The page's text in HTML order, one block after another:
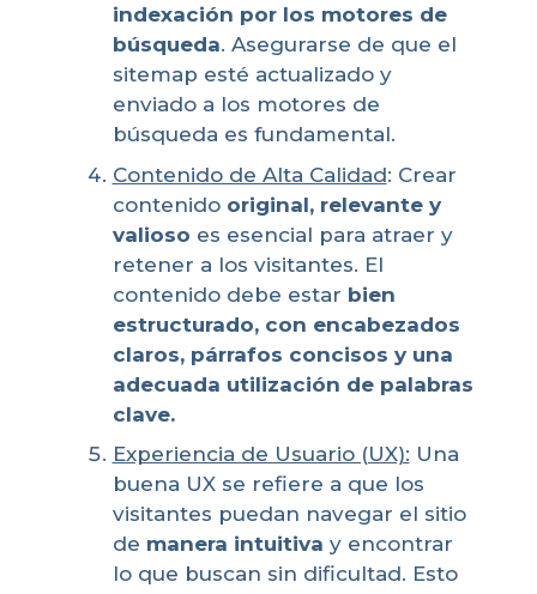
indexación por los motores de
búsqueda. Asegurarse de que el
sitemap esté actualizado y
enviado a los motores de
búsqueda es fundamental.
Contenido de Alta Calidad: Crear
contenido original, relevante y
valioso es esencial para atraer y
retener a los visitantes. El
contenido debe estar bien
estructurado, con encabezados
claros, párrafos concisos y una
adecuada utilización de palabras
clave.
Experiencia de Usuario (UX): Una
buena UX se refiere a que los
visitantes puedan navegar el sitio
de manera intuitiva y encontrar
lo que buscan sin dificultad. Esto